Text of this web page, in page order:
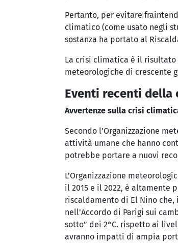
Pertanto, per evitare
climatico (come usato negli
sostanza ha portato al
La crisi climatica è il
meteorologiche di crescente
Eventi recenti
Avvertenze sulla crisi
Secondo l’Organizzazione
attività umane che hanno
potrebbe portare a nuovi
L’Organizzazione
il 2015 e il 2022, è altamente
riscaldamento di El Nino
nell’Accordo di Parigi sui
sotto” dei 2°C. rispetto ai
avranno impatti di ampia